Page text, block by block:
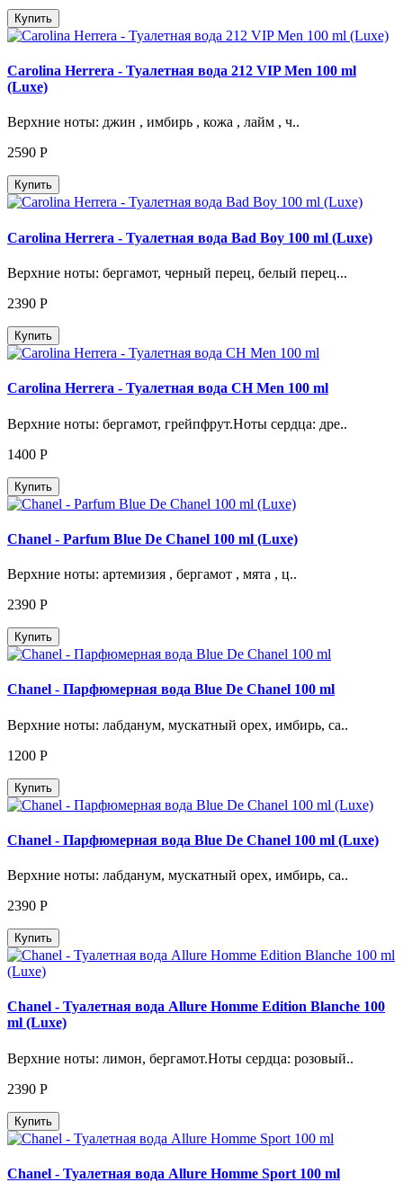
Купить
Carolina Herrera - Туалетная вода 212 VIP Men 100 ml
(Luxe)
Верхние ноты: джин , имбирь , кожа , лайм , ч..
2590 Р
Купить
Carolina Herrera - Туалетная вода Bad Boy 100 ml (Luxe)
Верхние ноты: бергамот, черный перец, белый перец...
2390 Р
Купить
Carolina Herrera - Туалетная вода CH Men 100 ml
Верхние ноты: бергамот, грейпфрут.Ноты сердца: дре..
1400 Р
Купить
Chanel - Parfum Blue De Chanel 100 ml (Luxe)
Верхние ноты: артемизия , бергамот , мята , ц..
2390 Р
Купить
Chanel - Парфюмерная вода Blue De Chanel 100 ml
Верхние ноты: лабданум, мускатный орех, имбирь, са..
1200 Р
Купить
Chanel - Парфюмерная вода Blue De Chanel 100 ml (Luxe)
Верхние ноты: лабданум, мускатный орех, имбирь, са..
2390 Р
Купить
Chanel - Туалетная вода Allure Homme Edition Blanche 100
ml (Luxe)
Верхние ноты: лимон, бергамот.Ноты сердца: розовый..
2390 Р
Купить
Chanel - Туалетная вода Allure Homme Sport 100 ml